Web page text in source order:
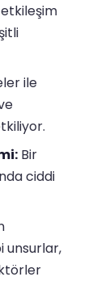
ile
Bir
ciddi
unsurlar,